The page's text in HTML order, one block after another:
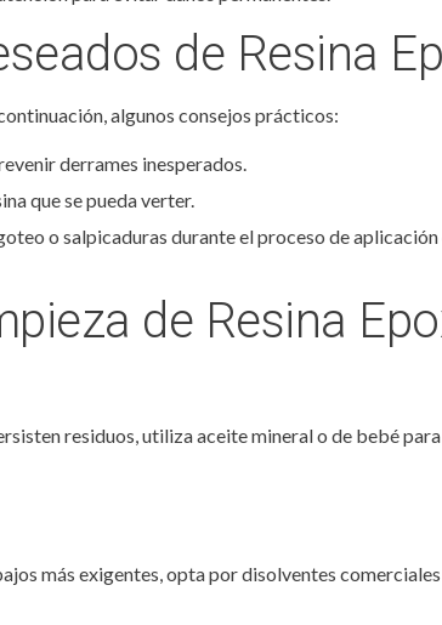
de Resina
algunos consejos prácticos:
derrames inesperados.
que se pueda verter.
o salpicaduras durante el proceso de aplicación
de Resina
residuos, utiliza aceite mineral o de bebé
más exigentes, opta por disolventes comerciales